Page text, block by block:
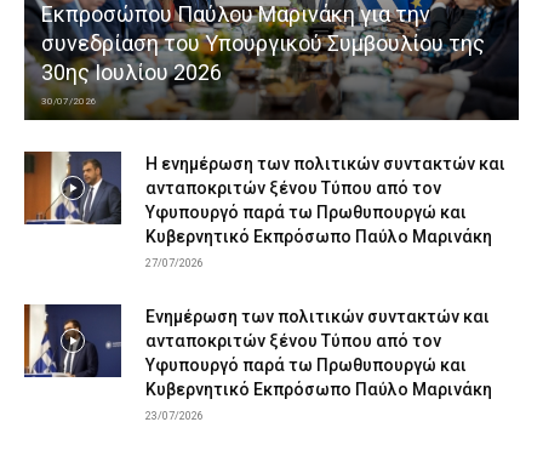
Εκπροσώπου Παύλου Μαρινάκη για την
συνεδρίαση του Υπουργικού Συμβουλίου της
30ης Ιουλίου 2026
30/07/2026
Η ενημέρωση των πολιτικών συντακτών και
ανταποκριτών ξένου Τύπου από τον
Υφυπουργό παρά τω Πρωθυπουργώ και
Κυβερνητικό Εκπρόσωπο Παύλο Μαρινάκη
27/07/2026
Ενημέρωση των πολιτικών συντακτών και
ανταποκριτών ξένου Τύπου από τον
Υφυπουργό παρά τω Πρωθυπουργώ και
Κυβερνητικό Εκπρόσωπο Παύλο Μαρινάκη
23/07/2026